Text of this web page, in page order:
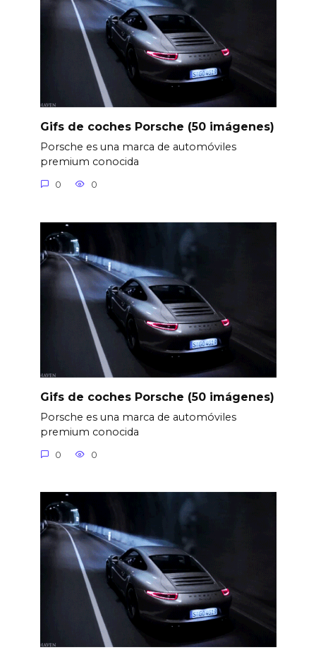
Gifs de coches Porsche (50 imágenes)
Porsche es una marca de automóviles
premium conocida
0 0
Gifs de coches Porsche (50 imágenes)
Porsche es una marca de automóviles
premium conocida
0 0